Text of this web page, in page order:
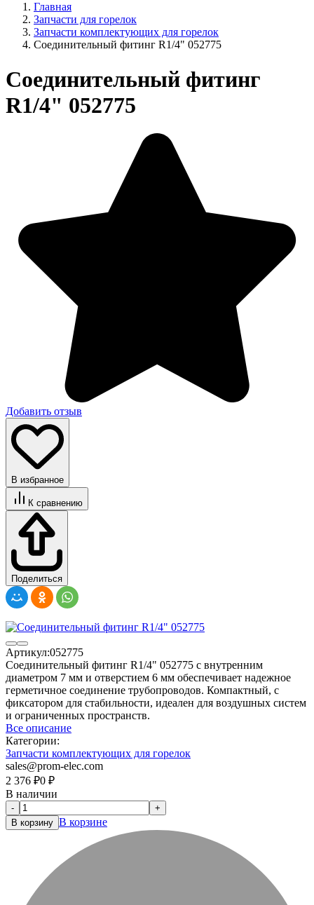
Главная
Запчасти для горелок
Запчасти комплектующих для горелок
Соединительный фитинг R1/4" 052775
Соединительный фитинг
R1/4" 052775
Добавить отзыв
В избранное
К сравнению
Поделиться
Артикул:052775
Соединительный фитинг R1/4" 052775 с внутренним
диаметром 7 мм и отверстием 6 мм обеспечивает надежное
герметичное соединение трубопроводов. Компактный, с
фиксатором для стабильности, идеален для воздушных систем
и ограниченных пространств.
Все описание
Категории:
Запчасти комплектующих для горелок
sales@prom-elec.com
2 376 ₽0 ₽
В наличии
-
+
В корзину В корзине